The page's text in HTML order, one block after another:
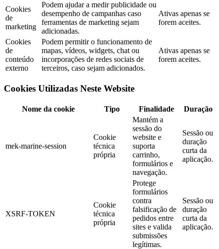
Cookies
de
marketing
Podem ajudar a medir publicidade ou
desempenho de campanhas caso
ferramentas de marketing sejam
adicionadas.
Ativas apenas se
forem aceites.
Cookies
de
conteúdo
externo
Podem permitir o funcionamento de
mapas, vídeos, widgets, chat ou
incorporações de redes sociais de
terceiros, caso sejam adicionados.
Ativas apenas se
forem aceites.
Cookies Utilizadas Neste Website
Nome da cookie Tipo Finalidade Duração
mek-marine-session
Cookie
técnica
própria
Mantém a
sessão do
website e
suporta
carrinho,
formulários e
navegação.
Sessão ou
duração
curta da
aplicação.
XSRF-TOKEN
Cookie
técnica
própria
Protege
formulários
contra
falsificação de
pedidos entre
sites e valida
submissões
legítimas.
Sessão ou
duração
curta da
aplicação.